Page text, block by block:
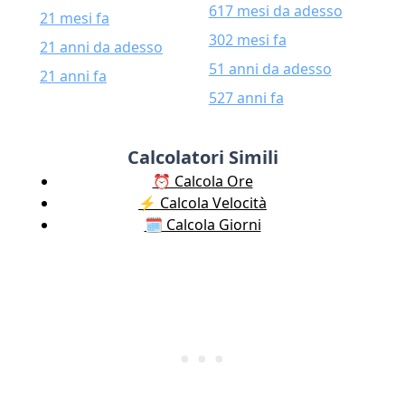
21 mesi fa
21 anni da adesso
21 anni fa
617 mesi da adesso
302 mesi fa
51 anni da adesso
527 anni fa
Calcolatori Simili
⏰ Calcola Ore
⚡️ Calcola Velocità
🗓️ Calcola Giorni